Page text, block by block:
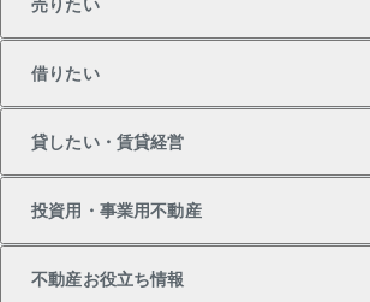
新築・分譲マンションの購入
中古マンションの購入
売りたい
マンションの売却・査定
一戸建ての売却・査定
借りたい
借りたいTOP
物件を借りる
貸したい・賃貸経営
貸したいTOP
投資用・事業用不動産
不動産お役立ち情報